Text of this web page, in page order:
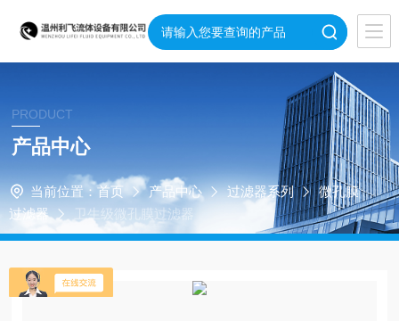
PRODUCT
产品中心
当前位置： 首页 产品中心 过滤器系列
微孔膜
过滤器
卫生级微孔膜过滤器